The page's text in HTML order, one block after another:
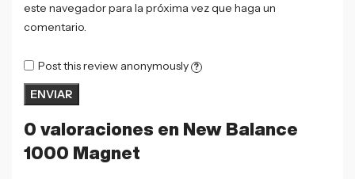
0 valoraciones en New Balance
1000 Magnet
este navegador para la próxima vez que haga un
comentario.
Post this review anonymously ?